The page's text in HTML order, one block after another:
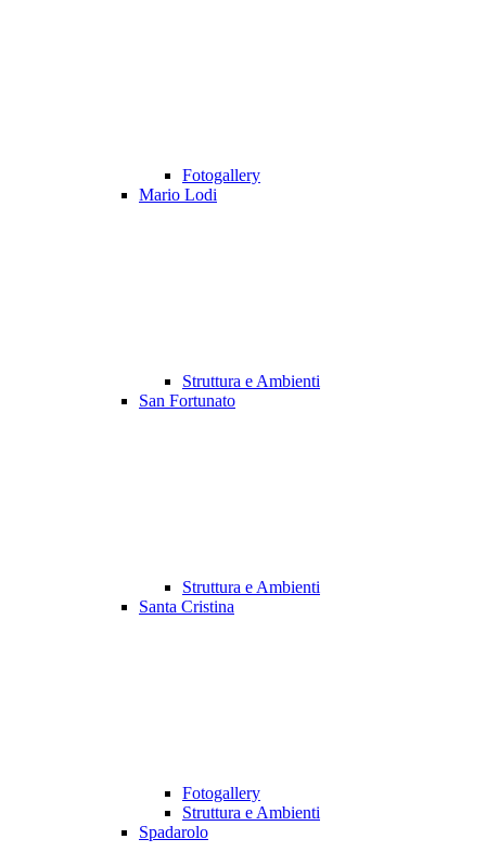
Fotogallery
Mario Lodi
Struttura e Ambienti
San Fortunato
Struttura e Ambienti
Santa Cristina
Fotogallery
Struttura e Ambienti
Spadarolo